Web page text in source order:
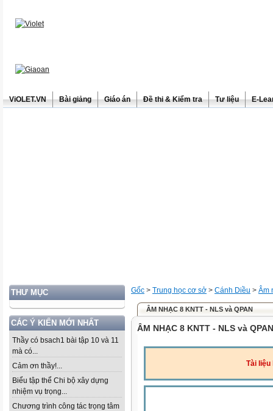
ViOLET.VN Bài giảng Giáo án Đề thi & Kiểm tra Tư liệu E-
THƯ MỤC
CÁC Ý KIẾN MỚI NHẤT
Thầy có bsach1 bài tập 10 và 11
mà có...
Cảm ơn thầy!...
Biểu tập thể Chi bộ xây dựng
nhiệm vụ trọng...
Chương trình công tác trọng tâm
Gốc > Trung học cơ sở > Cánh Diều > Âm
ÂM NHẠC 8 KNTT - NLS và QPAN
ÂM NHẠC 8 KNTT - NLS và QPAN
Tài